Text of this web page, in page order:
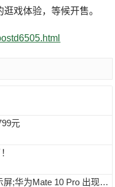
戏体验，等候开售。
元
中兴天机Axon M发布：可折叠的显示屏;华为Mate 10 Pro 出现重大bug掉电严重